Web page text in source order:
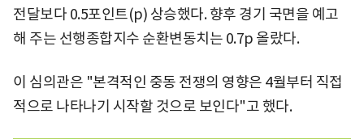
전달보다 0.5포인트(p) 상승했다. 향후 경기 국면을 예고
해 주는 선행종합지수 순환변동치는 0.7p 올랐다.
이 심의관은 "본격적인 중동 전쟁의 영향은 4월부터 직접
적으로 나타나기 시작할 것으로 보인다"고 했다.